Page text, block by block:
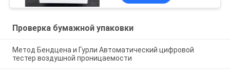
Проверка бумажной упаковки
Метод Бендцена и Гурли Автоматический цифровой
тестер воздушной проницаемости